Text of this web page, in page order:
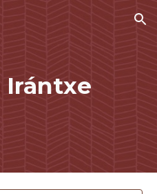
Skip to navigation
Irántxe